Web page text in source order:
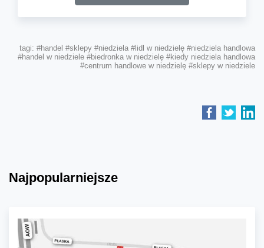
tagi: #handel #sklepy #niedziela #lidl w niedzielę #niedziela handlowa
#handel w niedziele #biedronka w niedzielę #kiedy niedziela handlowa
#centrum handlowe w niedzielę #sklepy w niedziele
Najpopularniejsze